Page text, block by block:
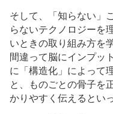
そして、「知らない」
らないテクノロジーを
いときの取り組み方を
間違って脳にインプッ
に「構造化」によって
と、ものごとの骨子を
かりやすく伝えるとい